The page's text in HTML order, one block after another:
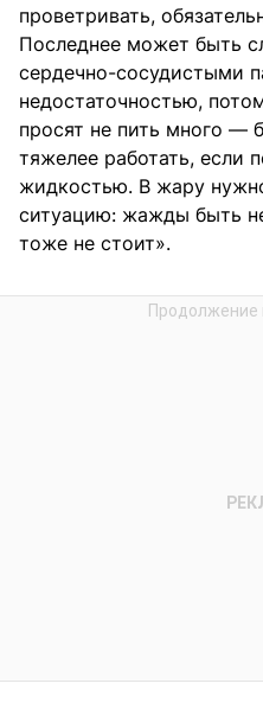
проветривать,
Последнее может быть
сердечно-сосудистыми
недостаточностью,
просят не пить много —
тяжелее работать, если
жидкостью. В жару
ситуацию: жажды быть
тоже не стоит».